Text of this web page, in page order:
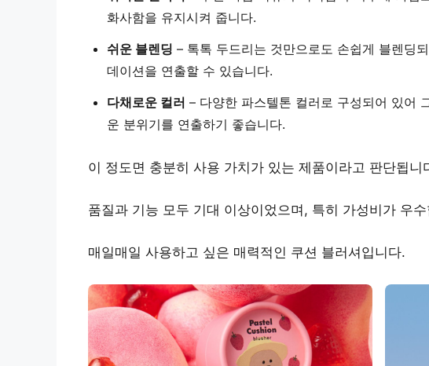
화사함을 유지시켜 줍니다.
쉬운 블렌딩 – 톡톡 두드리는 것만으로도 손쉽게 블렌딩
데이션을 연출할 수 있습니다.
다채로운 컬러 – 다양한 파스텔톤 컬러 로 구성되어 있어
운 분위기를 연출하기 좋습니다.
이 정도면 충분히 사용 가치가 있는 제품이라고 판단됩
품질과 기능 모두 기대 이상이었으며, 특히 가성비가 우
매일매일 사용하고 싶은 매력적인 쿠션 블러셔입니다.